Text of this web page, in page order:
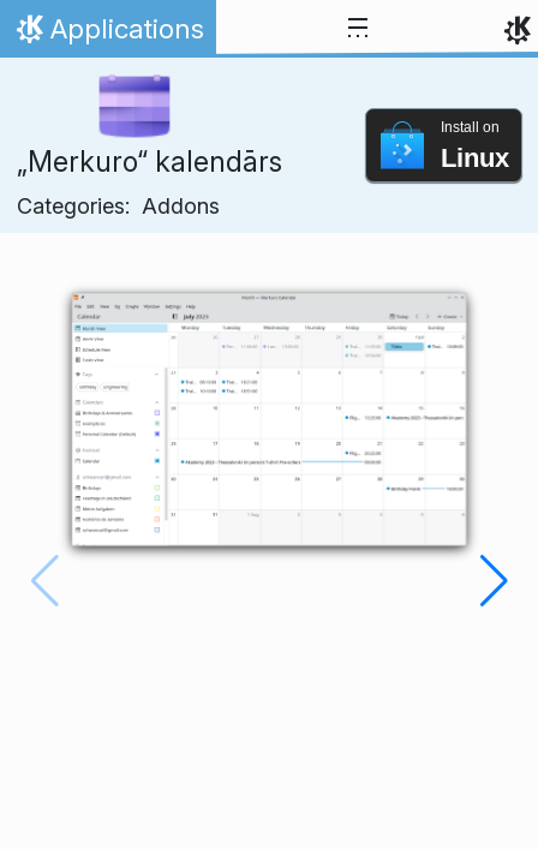
Skip to content
Home
Applications
„Merkuro“ kalendārs
Categories: Addons
Install on
Linux